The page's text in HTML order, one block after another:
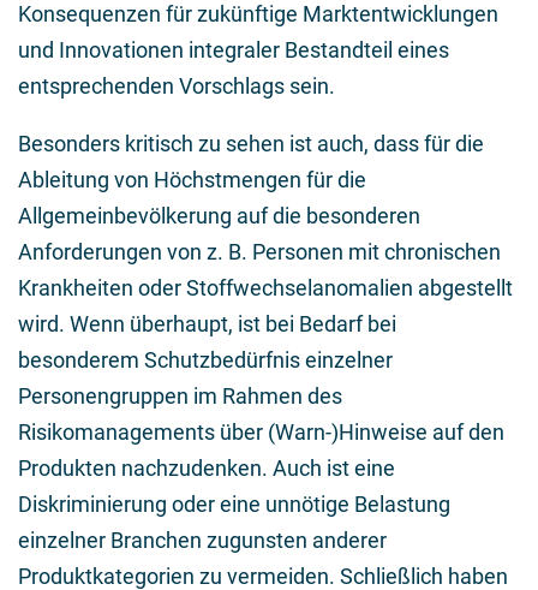
Konsequenzen für zukünftige Marktentwicklungen
und Innovationen integraler Bestandteil eines
entsprechenden Vorschlags sein.
Besonders kritisch zu sehen ist auch, dass für die
Ableitung von Höchstmengen für die
Allgemeinbevölkerung auf die besonderen
Anforderungen von z. B. Personen mit chronischen
Krankheiten oder Stoffwechselanomalien abgestellt
wird. Wenn überhaupt, ist bei Bedarf bei
besonderem Schutzbedürfnis einzelner
Personengruppen im Rahmen des
Risikomanagements über (Warn-)Hinweise auf den
Produkten nachzudenken. Auch ist eine
Diskriminierung oder eine unnötige Belastung
einzelner Branchen zugunsten anderer
Produktkategorien zu vermeiden. Schließlich haben